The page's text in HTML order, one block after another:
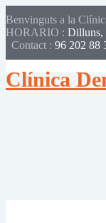
Benvinguts a la
HORARIO : Dilluns,
Contact : 96 202 88
Clínica